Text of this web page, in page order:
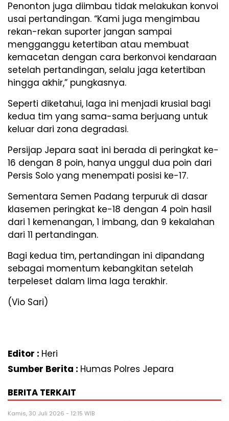
Penonton juga diimbau tidak melakukan konvoi
usai pertandingan. “Kami juga mengimbau
rekan-rekan suporter jangan sampai
mengganggu ketertiban atau membuat
kemacetan dengan cara berkonvoi kendaraan
setelah pertandingan, selalu jaga ketertiban
hingga akhir,” pungkasnya.
Seperti diketahui, laga ini menjadi krusial bagi
kedua tim yang sama-sama berjuang untuk
keluar dari zona degradasi.
Persijap Jepara saat ini berada di peringkat ke-
16 dengan 8 poin, hanya unggul dua poin dari
Persis Solo yang menempati posisi ke-17.
Sementara Semen Padang terpuruk di dasar
klasemen peringkat ke-18 dengan 4 poin hasil
dari 1 kemenangan, 1 imbang, dan 9 kekalahan
dari 11 pertandingan.
Bagi kedua tim, pertandingan ini dipandang
sebagai momentum kebangkitan setelah
terpeleset dalam lima laga terakhir.
(Vio Sari)
Editor : Heri
Sumber Berita : Humas Polres Jepara
BERITA TERKAIT
Kamis, 30 Juli 2026 - 12:15 WIB